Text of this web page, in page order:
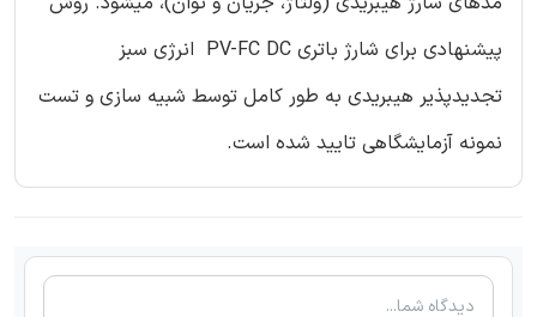
پیشنهادی برای شارژ باتری PV-FC DC انرژی سبز
تجدیدپذیر هیبریدی به طور کامل توسط شبیه سازی و تست
نمونه آزمایشگاهی تایید شده است.